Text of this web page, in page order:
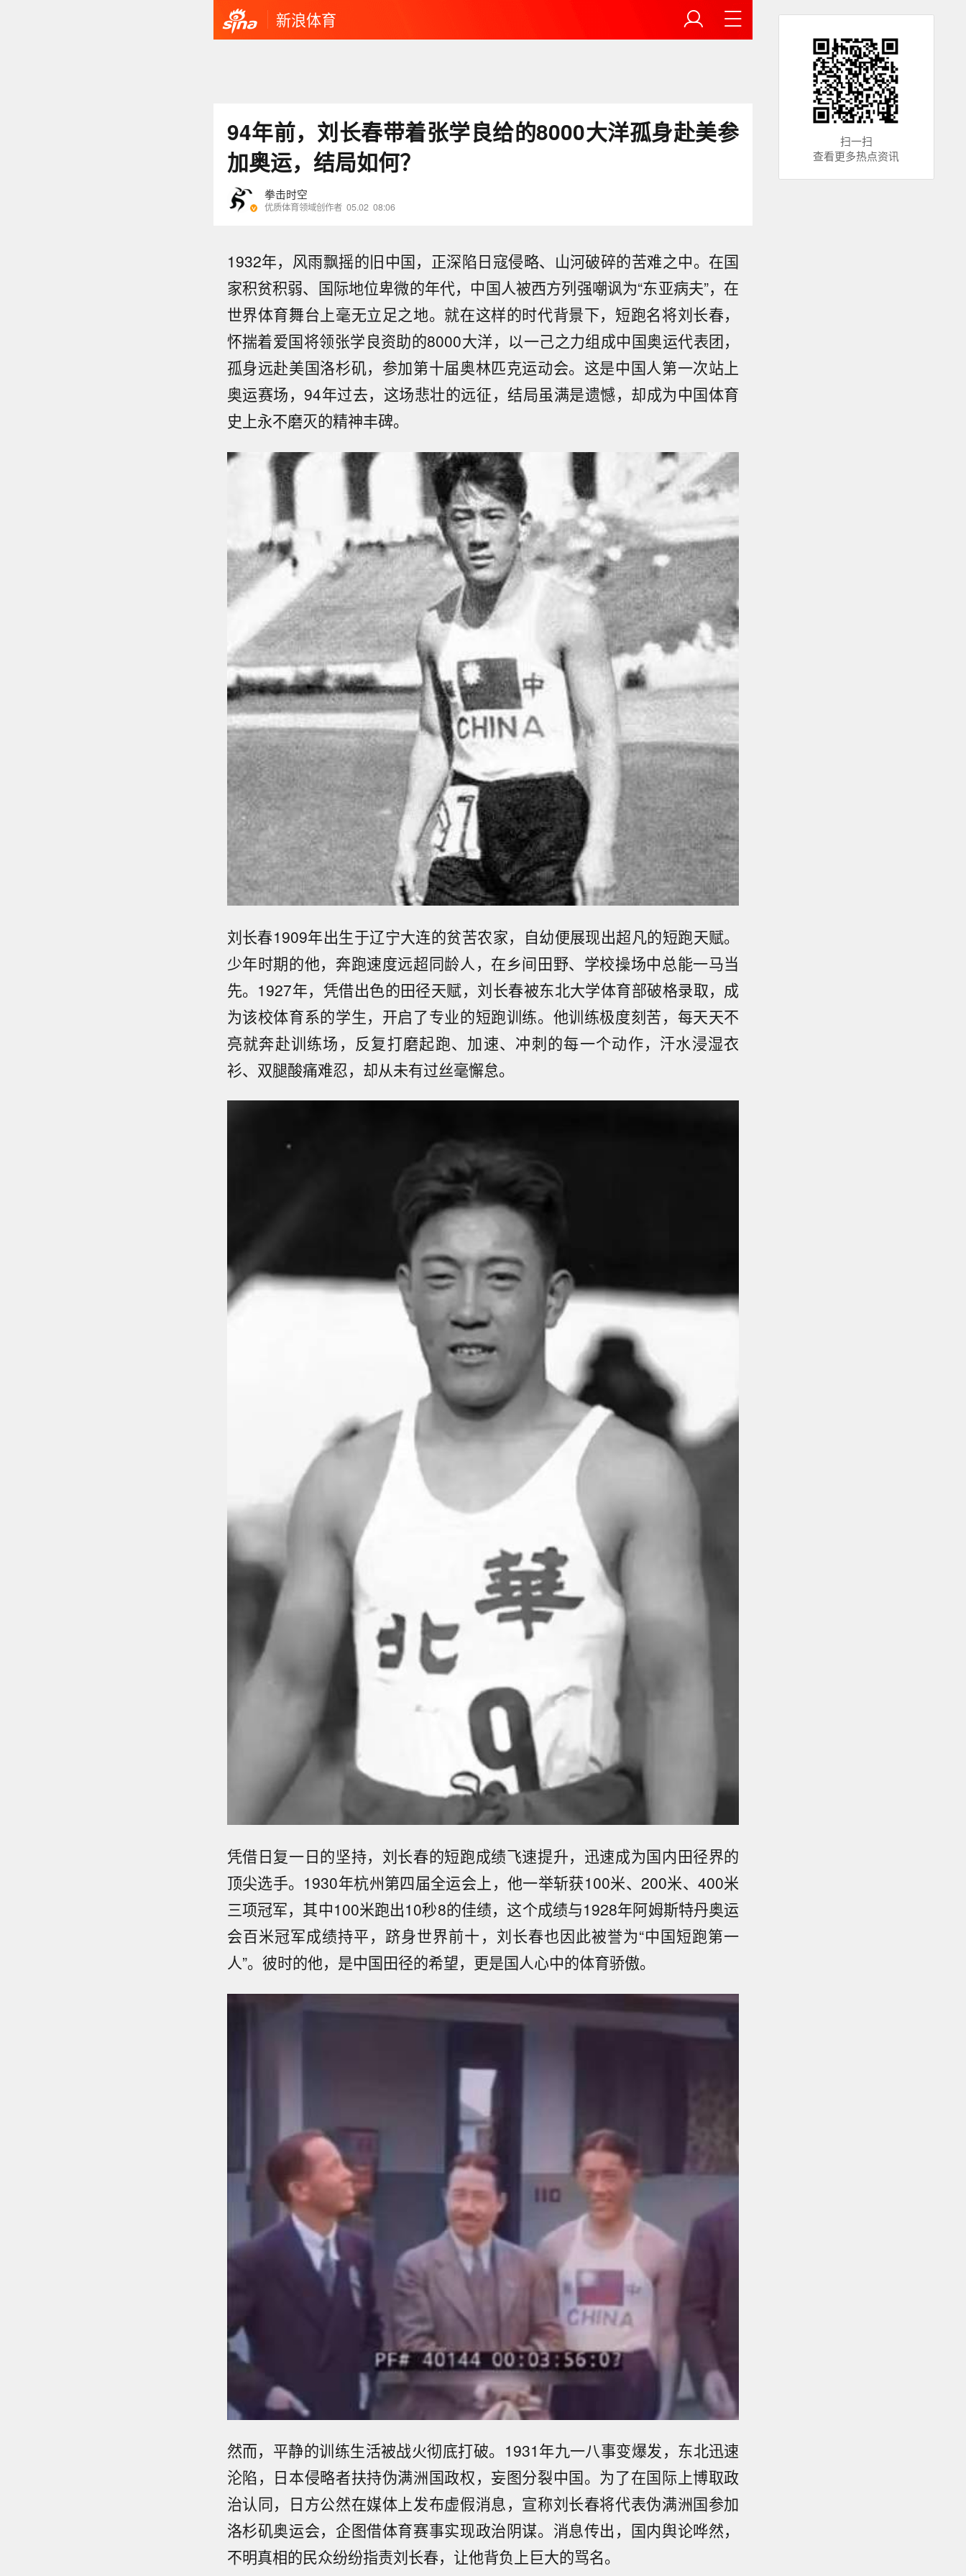
新浪体育
94年前，刘长春带着张学良给的8000大洋孤身赴美参
加奥运，结局如何？
拳击时空
优质体育领域创作者 05.02 08:06
1932年，风雨飘摇的旧中国，正深陷日寇侵略、山河破碎的苦难之中。在国
家积贫积弱、国际地位卑微的年代，中国人被西方列强嘲讽为“东亚病夫”，在
世界体育舞台上毫无立足之地。就在这样的时代背景下，短跑名将刘长春，
怀揣着爱国将领张学良资助的8000大洋，以一己之力组成中国奥运代表团，
孤身远赴美国洛杉矶，参加第十届奥林匹克运动会。这是中国人第一次站上
奥运赛场，94年过去，这场悲壮的远征，结局虽满是遗憾，却成为中国体育
史上永不磨灭的精神丰碑。
刘长春1909年出生于辽宁大连的贫苦农家，自幼便展现出超凡的短跑天赋。
少年时期的他，奔跑速度远超同龄人，在乡间田野、学校操场中总能一马当
先。1927年，凭借出色的田径天赋，刘长春被东北大学体育部破格录取，成
为该校体育系的学生，开启了专业的短跑训练。他训练极度刻苦，每天天不
亮就奔赴训练场，反复打磨起跑、加速、冲刺的每一个动作，汗水浸湿衣
衫、双腿酸痛难忍，却从未有过丝毫懈怠。
凭借日复一日的坚持，刘长春的短跑成绩飞速提升，迅速成为国内田径界的
顶尖选手。1930年杭州第四届全运会上，他一举斩获100米、200米、400米
三项冠军，其中100米跑出10秒8的佳绩，这个成绩与1928年阿姆斯特丹奥运
会百米冠军成绩持平，跻身世界前十，刘长春也因此被誉为“中国短跑第一
人”。彼时的他，是中国田径的希望，更是国人心中的体育骄傲。
然而，平静的训练生活被战火彻底打破。1931年九一八事变爆发，东北迅速
沦陷，日本侵略者扶持伪满洲国政权，妄图分裂中国。为了在国际上博取政
治认同，日方公然在媒体上发布虚假消息，宣称刘长春将代表伪满洲国参加
洛杉矶奥运会，企图借体育赛事实现政治阴谋。消息传出，国内舆论哗然，
不明真相的民众纷纷指责刘长春，让他背负上巨大的骂名。
扫一扫
查看更多热点资讯